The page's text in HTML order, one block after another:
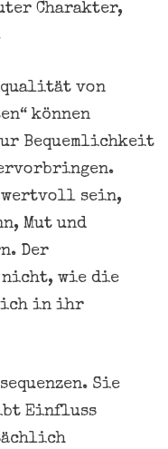
Charakter,
von
können
Bequemlichkeit
wertvoll sein,
Mut und
Der
nicht, wie die
in ihr
Sie
Einfluss